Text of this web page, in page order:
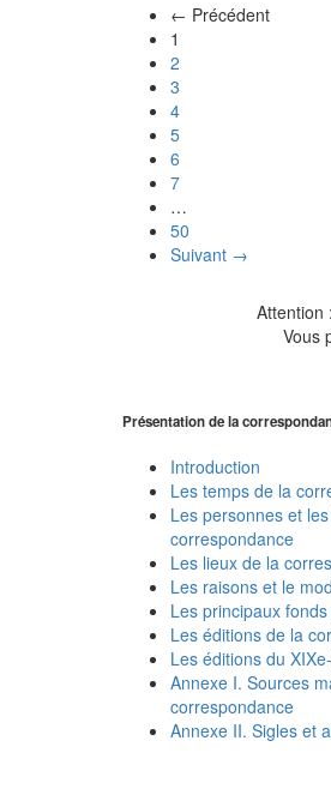
← Précédent
1
2
3
4
5
6
7
…
50
Suivant →
Attention
Vous
Présentation de la
Introduction
Les temps de la
Les personnes et
correspondance
Les lieux de la
Les raisons et le
Les principaux
Les éditions de la
Les éditions du
Annexe I. Sources
correspondance
Annexe II. Sigles et